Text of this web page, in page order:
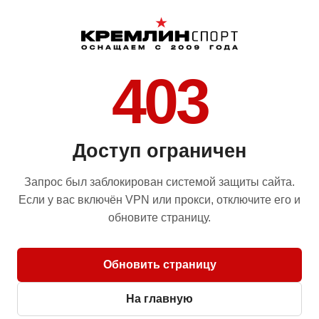
403
Доступ ограничен
Запрос был заблокирован системой защиты сайта.
Если у вас включён VPN или прокси, отключите его и
обновите страницу.
Обновить страницу
На главную